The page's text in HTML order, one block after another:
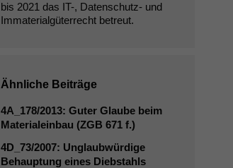
bis 2021 das IT-, Datenschutz- und
Immaterialgüterrecht betreut.
Ähnliche Beiträge
4A_178/2013: Guter Glaube beim
Materialeinbau (ZGB 671 f.)
4D_73/2007: Unglaubwürdige
Behauptung eines Diebstahls